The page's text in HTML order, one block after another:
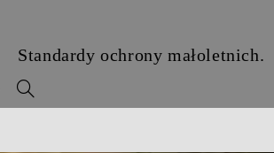
Standardy ochrony małoletnich.